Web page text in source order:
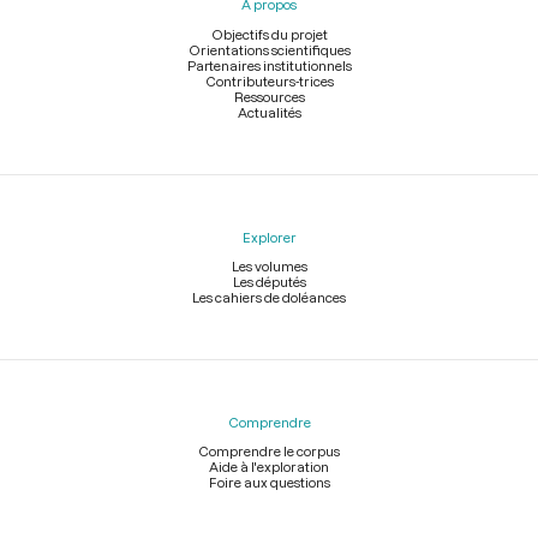
À propos
Objectifs du projet
Orientations scientifiques
Partenaires institutionnels
Contributeurs-trices
Ressources
Actualités
Explorer
Les volumes
Les députés
Les cahiers de doléances
Comprendre
Comprendre le corpus
Aide à l'exploration
Foire aux questions